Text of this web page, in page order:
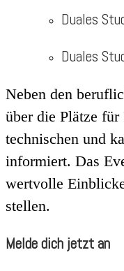
Duales
Duales
Neben den
über die Plätze
technischen und
informiert. Das
wertvolle
stellen.
Melde dich jetzt an